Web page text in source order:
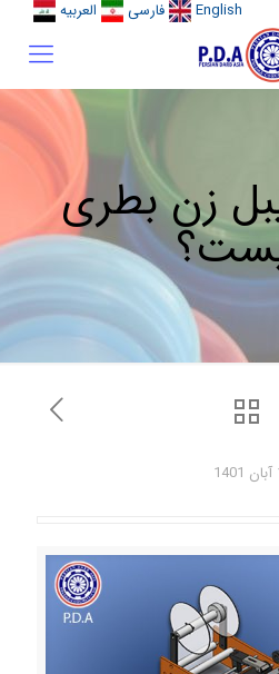
English فارسی العربیه
زن بطری